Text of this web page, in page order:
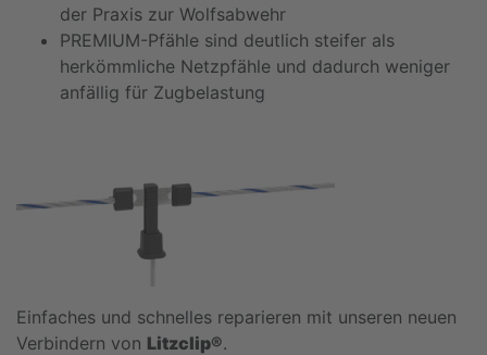
der Praxis zur Wolfsabwehr
PREMIUM-Pfähle sind deutlich steifer als
herkömmliche Netzpfähle und dadurch weniger
anfällig für Zugbelastung
Einfaches und schnelles reparieren mit unseren neuen
Verbindern von Litzclip®.